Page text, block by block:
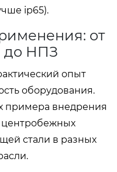
ip65).
от
до НПЗ
опыт
оборудования.
примера внедрения
центробежных
стали в разных